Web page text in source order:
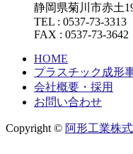
静岡県菊川市赤土
TEL : 0537-73-3313
FAX : 0537-73-3642
HOME
プラスチック成形
会社概要・採用
お問い合わせ
Copyright © 阿形工業株